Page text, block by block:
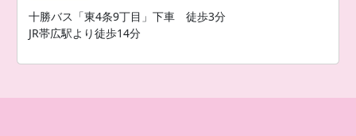
十勝バス「東4条9丁目」下車 徒歩3分
JR帯広駅より徒歩14分